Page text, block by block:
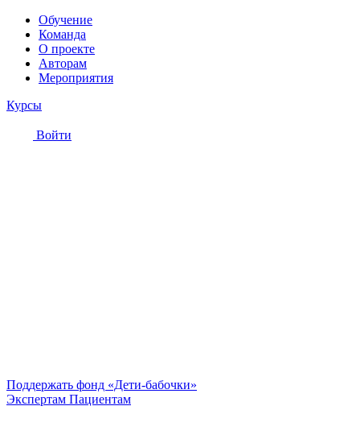
Обучение
Команда
О проекте
Авторам
Мероприятия
Курсы
Войти
Поддержать фонд «Дети-бабочки»
Экспертам Пациентам